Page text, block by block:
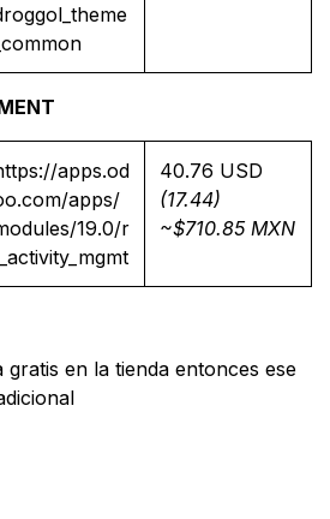
_common
apps.od
apps/
19.0/r
40.76 USD
(17.44)
~$710.85 MXN
en la tienda entonces ese